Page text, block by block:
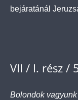
bejáratánál
VII / I. rész /
Bolondok